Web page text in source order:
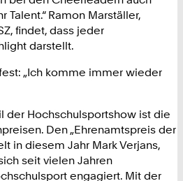
Ramon Marställer,
findet, dass jeder
darstellt.
„Ich komme immer wieder
der Hochschulsportshow ist die
Den „Ehrenamtspreis der
in diesem Jahr Mark Verjans,
seit vielen Jahren
engagiert. Mit der